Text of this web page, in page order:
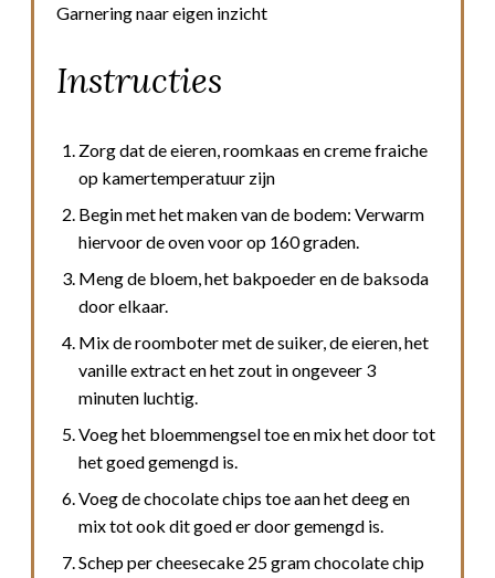
Garnering naar eigen inzicht
Instructies
Zorg dat de eieren, roomkaas en creme fraiche
op kamertemperatuur zijn
Begin met het maken van de bodem: Verwarm
hiervoor de oven voor op 160 graden.
Meng de bloem, het bakpoeder en de baksoda
door elkaar.
Mix de roomboter met de suiker, de eieren, het
vanille extract en het zout in ongeveer 3
minuten luchtig.
Voeg het bloemmengsel toe en mix het door tot
het goed gemengd is.
Voeg de chocolate chips toe aan het deeg en
mix tot ook dit goed er door gemengd is.
Schep per cheesecake 25 gram chocolate chip